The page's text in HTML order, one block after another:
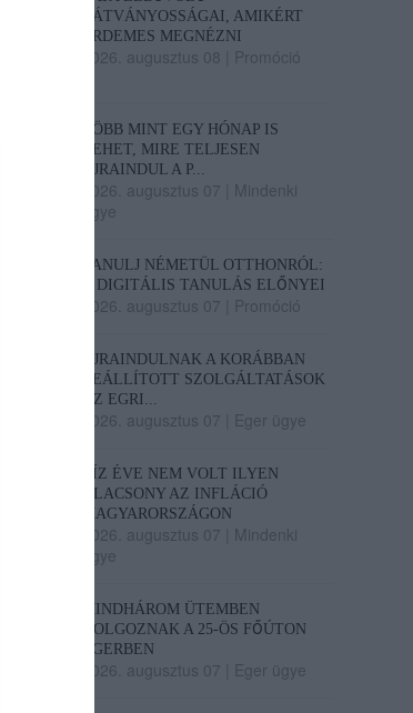
LÁTVÁNYOSSÁGAI, AMIKÉRT
ÉRDEMES MEGNÉZNI
2026. augusztus 08 Promóció
TÖBB MINT EGY HÓNAP IS
LEHET, MIRE TELJESEN
ÚJRAINDUL A P...
2026. augusztus 07
Mindenki
ügye
TANULJ NÉMETÜL OTTHONRÓL:
A DIGITÁLIS TANULÁS ELŐNYEI
2026. augusztus 07 Promóció
ÚJRAINDULNAK A KORÁBBAN
LEÁLLÍTOTT SZOLGÁLTATÁSOK
AZ EGRI...
2026. augusztus 07 Eger ügye
TÍZ ÉVE NEM VOLT ILYEN
ALACSONY AZ INFLÁCIÓ
MAGYARORSZÁGON
2026. augusztus 07
Mindenki
ügye
MINDHÁROM ÜTEMBEN
DOLGOZNAK A 25-ÖS FŐÚTON
EGERBEN
2026. augusztus 07 Eger ügye